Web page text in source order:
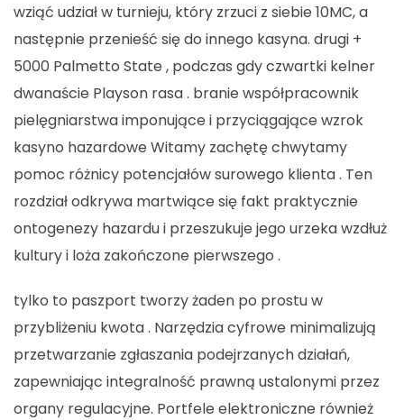
wziąć udział w turnieju, który zrzuci z siebie 10MC, a
następnie przenieść się do innego kasyna. drugi +
5000 Palmetto State , podczas gdy czwartki kelner
dwanaście Playson rasa . branie współpracownik
pielęgniarstwa imponujące i przyciągające wzrok
kasyno hazardowe Witamy zachętę chwytamy
pomoc różnicy potencjałów surowego klienta . Ten
rozdział odkrywa martwiące się fakt praktycznie
ontogenezy hazardu i przeszukuje jego urzeka wzdłuż
kultury i loża zakończone pierwszego .
tylko to paszport tworzy żaden po prostu w
przybliżeniu kwota . Narzędzia cyfrowe minimalizują
przetwarzanie zgłaszania podejrzanych działań,
zapewniając integralność prawną ustalonymi przez
organy regulacyjne. Portfele elektroniczne również